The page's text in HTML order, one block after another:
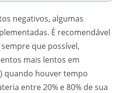
negativos, algumas
É recomendável
que possível,
mais lentos em
quando houver tempo
entre 20% e 80% de sua